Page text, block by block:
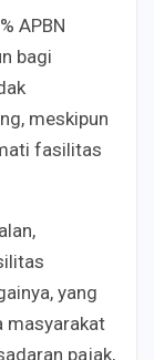
APBN
bagi
meskipun
fasilitas
yang
masyarakat
pajak,